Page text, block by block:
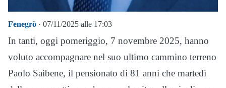
Fenegrò · 07/11/2025 alle 17:03
In tanti, oggi pomeriggio, 7 novembre 2025, hanno
voluto accompagnare nel suo ultimo cammino terreno
Paolo Saibene, il pensionato di 81 anni che martedì